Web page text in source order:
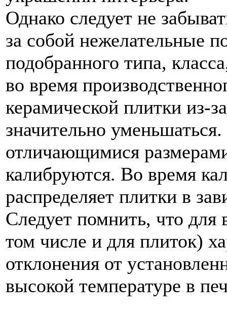
Однако следует не
за собой нежелательные
подобранного типа,
во время
керамической плитки из-
значительно
отличающимися
калибруются. Во время
распределяет плитки в
Следует помнить, что для
том числе и для плиток)
отклонения от
высокой температуре в